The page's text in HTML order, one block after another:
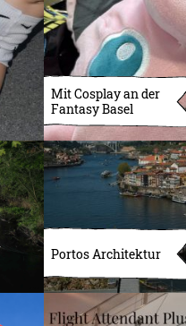
Mit Cosplay an der
Fantasy Basel
Portos Architektur